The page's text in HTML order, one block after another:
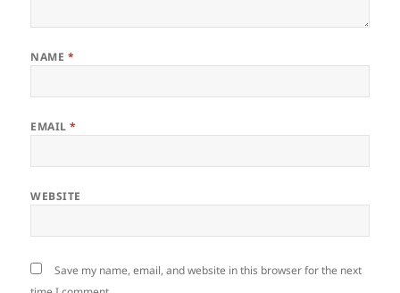
NAME *
EMAIL*
WEBSITE
Save my name, email, and website in this browser for the next